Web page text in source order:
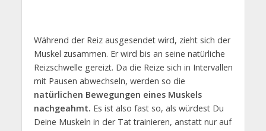
Während der Reiz ausgesendet wird, zieht sich der
Muskel zusammen. Er wird bis an seine natürliche
Reizschwelle gereizt. Da die Reize sich in Intervallen
mit Pausen abwechseln, werden so die
natürlichen Bewegungen eines Muskels
nachgeahmt. Es ist also fast so, als würdest Du
Deine Muskeln in der Tat trainieren, anstatt nur auf